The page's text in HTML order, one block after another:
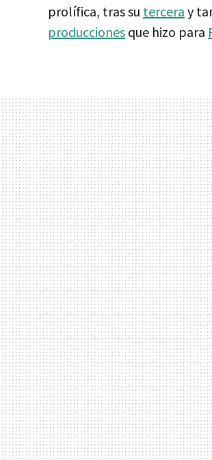
prolífica, tras su tercera y
producciones que hizo para